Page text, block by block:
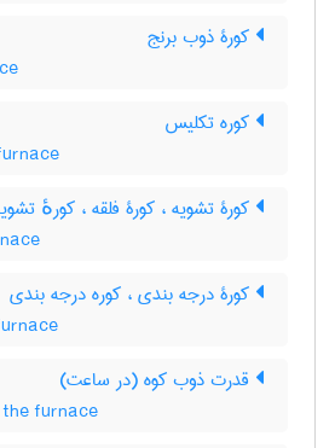
کورۀ ذوب برنج
کوره تکلیس
کورۀ تشویه ، کورۀ فلقه ، کورهٔ
کورۀ درجه بندی ، کوره درجه بندی
قدرت ذوب کوه (در ساعت)
furnace